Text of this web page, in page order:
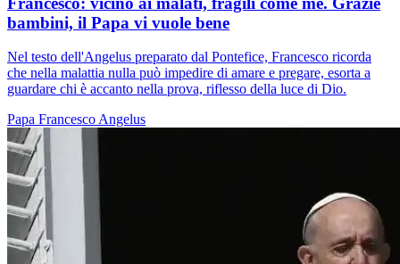
bambini, il Papa vi vuole bene
Nel testo dell'Angelus preparato dal Pontefice, Francesco ricorda
che nella malattia nulla può impedire di amare e pregare, esorta a
guardare chi è accanto nella prova, riflesso della luce di Dio.
Papa Francesco Angelus